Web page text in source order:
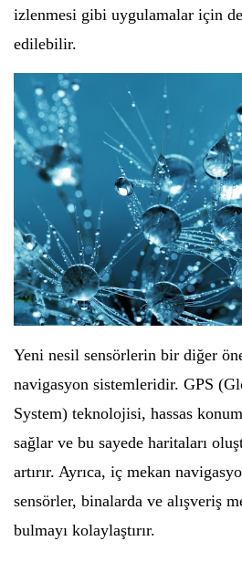
izlenmesi gibi uygulamalar için
edilebilir.
Yeni nesil sensörlerin bir diğer
navigasyon sistemleridir. GPS
System) teknolojisi, hassas
sağlar ve bu sayede haritaları
artırır. Ayrıca, iç mekan
sensörler, binalarda ve alışveriş
bulmayı kolaylaştırır.